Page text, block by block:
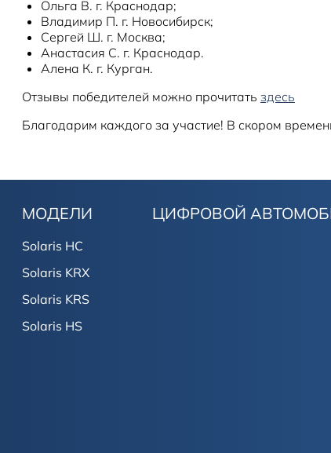
Ольга В. г. Краснодар;
Владимир П. г. Новосибирск;
Сергей Ш. г. Москва;
Анастасия С. г. Краснодар.
Алена К. г. Курган.
Отзывы победителей можно прочитать здесь
Благодарим каждого за участие! В скором
МОДЕЛИ
Solaris HC
Solaris KRX
Solaris KRS
Solaris HS
ЦИФРОВОЙ